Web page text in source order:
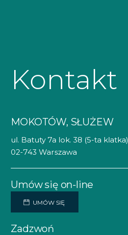
Kontakt
MOKOTÓW, SŁUŻEW
ul. Batuty 7a lok. 38 (5-ta klatka)
02-743 Warszawa
Umów się on-line
UMÓW SIĘ
Zadzwoń